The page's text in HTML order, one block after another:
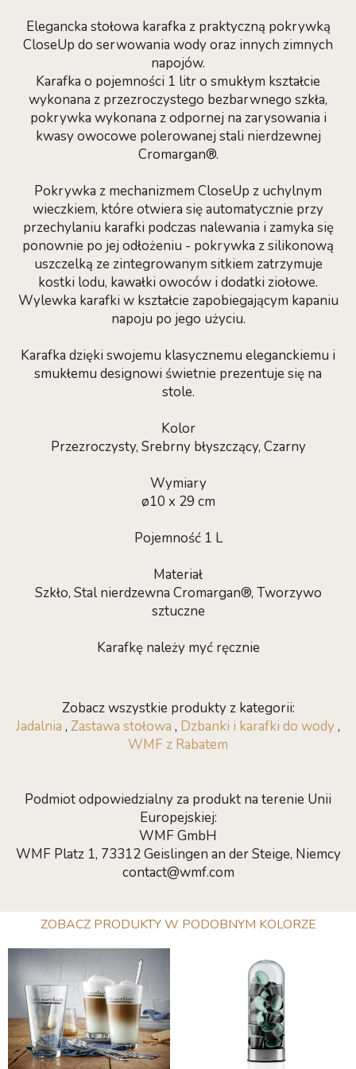
Elegancka stołowa karafka z praktyczną pokrywką
CloseUp do serwowania wody oraz innych zimnych
napojów.
Karafka o pojemności 1 litr o smukłym kształcie
wykonana z przezroczystego bezbarwnego szkła,
pokrywka wykonana z odpornej na zarysowania i
kwasy owocowe polerowanej stali nierdzewnej
Cromargan®.
Pokrywka z mechanizmem CloseUp z uchylnym
wieczkiem, które otwiera się automatycznie przy
przechylaniu karafki podczas nalewania i zamyka się
ponownie po jej odłożeniu - pokrywka z silikonową
uszczelką ze zintegrowanym sitkiem zatrzymuje
kostki lodu, kawałki owoców i dodatki ziołowe.
Wylewka karafki w kształcie zapobiegającym kapaniu
napoju po jego użyciu.
Karafka dzięki swojemu klasycznemu eleganckiemu i
smukłemu designowi świetnie prezentuje się na
stole.
Kolor
Przezroczysty, Srebrny błyszczący, Czarny
Wymiary
ø10 x 29 cm
Pojemność 1 L
Materiał
Szkło, Stal nierdzewna Cromargan®, Tworzywo
sztuczne
Karafkę należy myć ręcznie
Zobacz wszystkie produkty z kategorii:
Jadalnia , Zastawa stołowa , Dzbanki i karafki do wody,
WMF z Rabatem
Podmiot odpowiedzialny za produkt na terenie Unii
Europejskiej:
WMF GmbH
WMF Platz 1, 73312 Geislingen an der Steige, Niemcy
contact@wmf.com
ZOBACZ PRODUKTY W PODOBNYM KOLORZE